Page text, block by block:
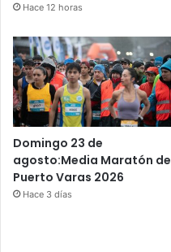
Hace 12 horas
Domingo 23 de
agosto:Media Maratón de
Puerto Varas 2026
Hace 3 días